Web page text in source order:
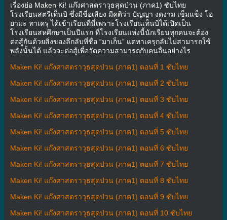
เรื่องย่อ Maken Ki! แก๊งศาสตราวุธสุดป่วน (ภาค1) ซับไทย
โรงเรียนสตรีเท็นบิ ซึ่งมีชื่อเสียง มีคติว่า ปัญญา งดงาม เข็มแข็ง โอ
ยามะ ทาเครุ ได้เข้าเรียนที่นี่เพราะโรงเรียนเท็นบิได้เปิดเป็น
โรงเรียนสหศึกษาเป็นปีแรก ที่โรงเรียนแห่งนี้นักเรียนทุกคนจะต้อง
ต่อสู้กันด้วยสิ่งของลึกลับที่ชื่อ “มาเก็น” แต่ทาเครุกลับไม่สามารถใช้
พลังนั้นได้ แล้วจะต่อสู้เพื่อวัดความสามารถกับคนอื่นอย่างไร
Maken Ki! แก๊งศาสตราวุธสุดป่วน (ภาค1) ตอนที่ 1 ซับไทย
Maken Ki! แก๊งศาสตราวุธสุดป่วน (ภาค1) ตอนที่ 2 ซับไทย
Maken Ki! แก๊งศาสตราวุธสุดป่วน (ภาค1) ตอนที่ 3 ซับไทย
Maken Ki! แก๊งศาสตราวุธสุดป่วน (ภาค1) ตอนที่ 4 ซับไทย
Maken Ki! แก๊งศาสตราวุธสุดป่วน (ภาค1) ตอนที่ 5 ซับไทย
Maken Ki! แก๊งศาสตราวุธสุดป่วน (ภาค1) ตอนที่ 6 ซับไทย
Maken Ki! แก๊งศาสตราวุธสุดป่วน (ภาค1) ตอนที่ 7 ซับไทย
Maken Ki! แก๊งศาสตราวุธสุดป่วน (ภาค1) ตอนที่ 8 ซับไทย
Maken Ki! แก๊งศาสตราวุธสุดป่วน (ภาค1) ตอนที่ 9 ซับไทย
Maken Ki! แก๊งศาสตราวุธสุดป่วน (ภาค1) ตอนที่ 10 ซับไทย